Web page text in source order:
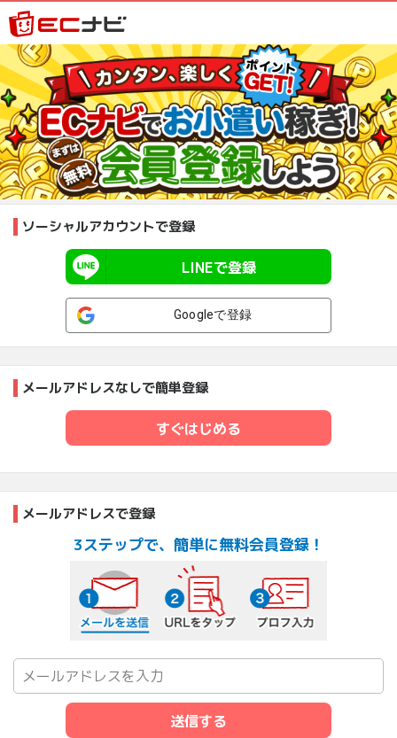
ソーシャルアカウントで登録
LINEで登録
Googleで登録
メールアドレスなしで簡単登録
すぐはじめる
メールアドレスで登録
3ステップで、簡単に無料会員登録！
メールを送信する
送信する